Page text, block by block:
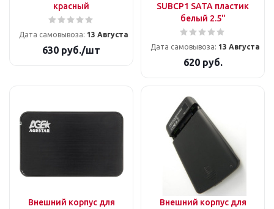
красный
Дата самовывоза: 13 Августа
630 руб./шт
SUBCP1 SATA пластик
белый 2.5"
Дата самовывоза: 13 Августа
620руб.
Внешний корпус для
Внешний корпус для